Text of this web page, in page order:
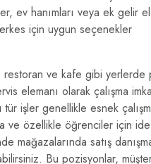
ev hanımları veya ek gelir
için uygun seçenekler
ve kafe gibi yerlerde
elemanı olarak çalışma
işler genellikle esnek
ve özellikle öğrenciler için
mağazalarında satış
Bu pozisyonlar,